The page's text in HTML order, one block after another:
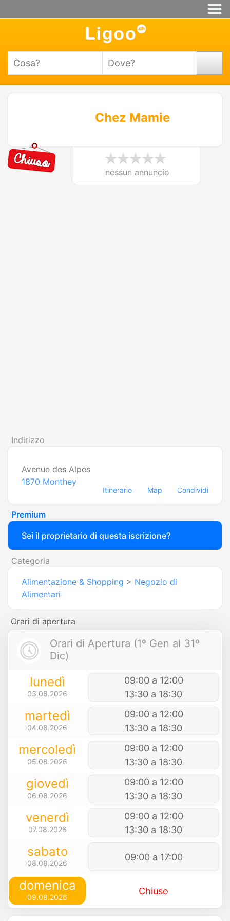
Chez Mamie
nessun annuncio
Indirizzo
Avenue des Alpes
1870 Monthey
Itinerario Map Condividi
Premium
Sei il proprietario di questa iscrizione?
Categoria
Alimentazione & Shopping > Negozio di
Alimentari
Orari di apertura
Orari di Apertura (1º Gen al 31º
Dic)
lunedì
03.08.2026
09:00 a 12:00
13:30 a 18:30
martedì
04.08.2026
09:00 a 12:00
13:30 a 18:30
mercoledì
05.08.2026
09:00 a 12:00
13:30 a 18:30
giovedì
06.08.2026
09:00 a 12:00
13:30 a 18:30
venerdì
07.08.2026
09:00 a 12:00
13:30 a 18:30
sabato
08.08.2026
09:00 a 17:00
domenica
09.08.2026
Chiuso